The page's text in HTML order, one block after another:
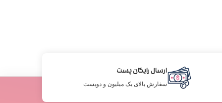
ارسال رایگان پست
سفارش بالای یک میلیون و دویست